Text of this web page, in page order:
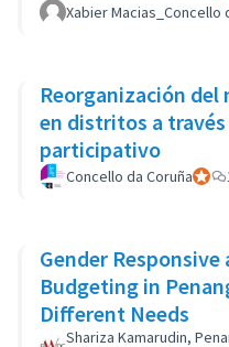
Xabier Macias_Concello
Reorganización del
en distritos a
participativo
Concello da Coruña
Gender
Budgeting in
Different Needs
Shariza Kamarudin,